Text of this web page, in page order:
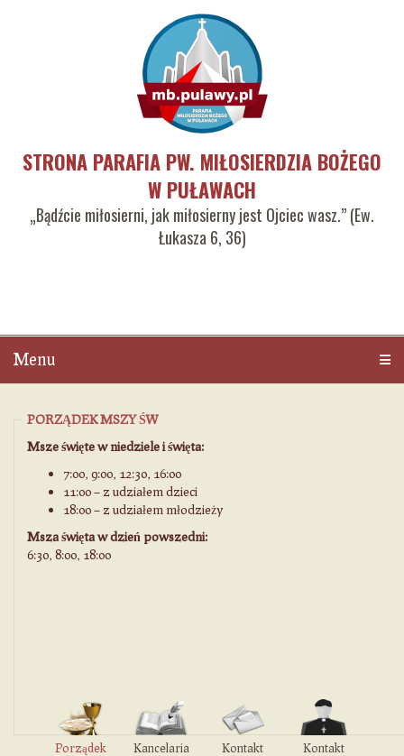
STRONA PARAFIA PW. MIŁOSIERDZIA BOŻEGO
W PUŁAWACH
„Bądźcie miłosierni, jak miłosierny jest Ojciec wasz.” (Ew.
Łukasza 6, 36)
Menu
PORZĄDEK MSZY ŚW
Msze święte w niedziele i święta:
7:00, 9:00, 12:30, 16:00
11:00 – z udziałem dzieci
18:00 – z udziałem młodzieży
Msza święta w dzień powszedni:
6:30, 8:00, 18:00
Porządek
Kancelaria Kontakt
Kontakt